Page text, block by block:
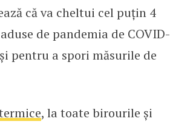
că va cheltui cel puțin 4
de pandemia de COVID-
pentru a spori măsurile de
, la toate birourile și